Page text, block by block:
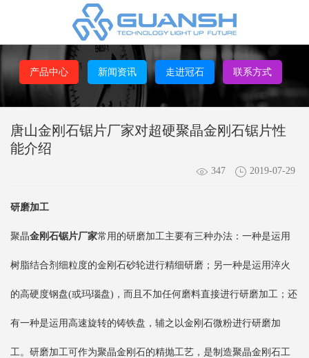
产品中心 新闻资讯 走进冠石 联系方式
唐山金刚石锯片厂家对超硬聚晶金刚石锯片性
能介绍
347 2019-07-29
研磨加工
聚晶金刚石锯片厂家常用的研磨加工主要有三种办法：一种是运用
树脂结合剂细粒度的金刚石砂轮进行精细研磨；另一种是运用淬火
的高硬度钢盘(或玛瑙盘)，而且不加任何磨料直接进行研磨加工；还
有一种是运用高速旋转的铸铁盘，辅之以金刚石微粉进行研磨加
工。研磨加工可作为聚晶金刚石的精抛工艺，是制造聚晶金刚石工